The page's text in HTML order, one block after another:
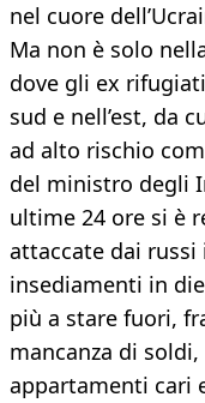
nel cuore
Ma non è solo
dove gli ex
sud e nell’est, da
ad alto rischio
del ministro degli
ultime 24 ore si è
attaccate dai
insediamenti in
più a stare fuori,
mancanza di
appartamenti cari